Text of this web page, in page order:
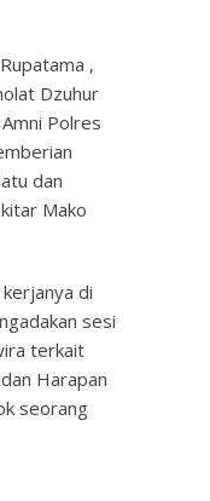
,
Dzuhur
Polres
dan
Mako
di
sesi
terkait
Harapan
seorang